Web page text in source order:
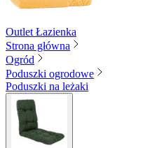
Outlet Łazienka
Strona główna
Ogród
Poduszki ogrodowe
Poduszki na leżaki